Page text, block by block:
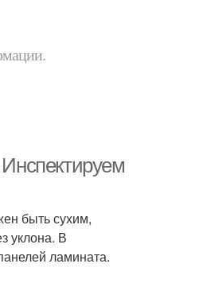
быть сухим,
уклона. В
ламината.